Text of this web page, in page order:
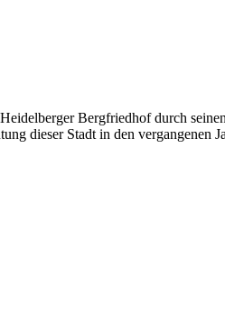
Bergfriedhof durch
dieser Stadt in den vergangenen